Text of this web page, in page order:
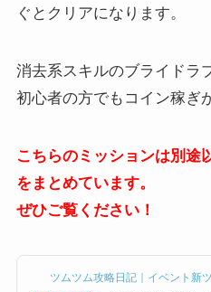
ぐとクリアになります。
消去系スキルのブライドラ
初心者の方でもコイン稼ぎ
こちらのミッションは別途
をまとめています。
ぜひご覧ください！
ツムツム攻略日記｜イベント新